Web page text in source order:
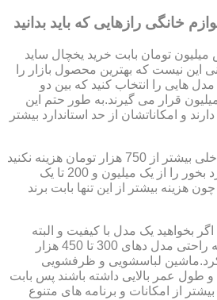
خانگی رازهایی که باید بدانید
میلیون تومان بابت خرید یخچال ساید
این نیست که بهترین محصول بازار را
مدل هایی را انتخاب کنید که بین دو
تا سه میلیون قرار می گیرند.به طور حتم این
و امکاناتشان از حد استاندارد بیشتر
برای خرید اجاق گازهای داخلی بیشتر از 750 هزار تومان هزینه نکنید
اما مدل های وارداتی به درد بخور را از یک میلیون و 200 تا یک
کنید چون هزینه بیشتر از این تنها بابت برند
بخواهید یک مدل با کیفیت و البته
مخزن دار را انتخاب کنید به راحتی مدل دهای 300 تا 450 هزار
کرد.ماشین لباسشویی و ظرفشویی
و طول عمر بالایی داشته باشند پس بابت
از امکانات و برنامه های متنوع